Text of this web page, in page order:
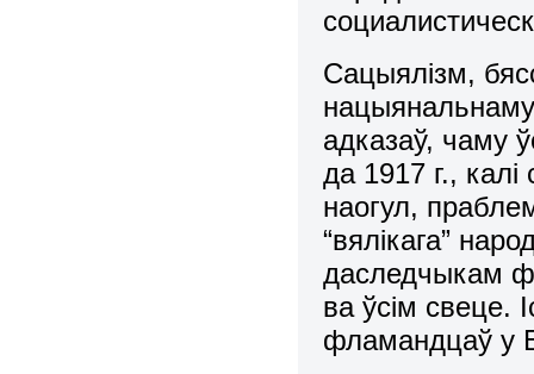
Сацыялiзм,
адказаў, чаму
да 1917 г.,
наогул,
“вялiкага”
даследчыкам
ва ўсiм свеце.
фламандцаў у